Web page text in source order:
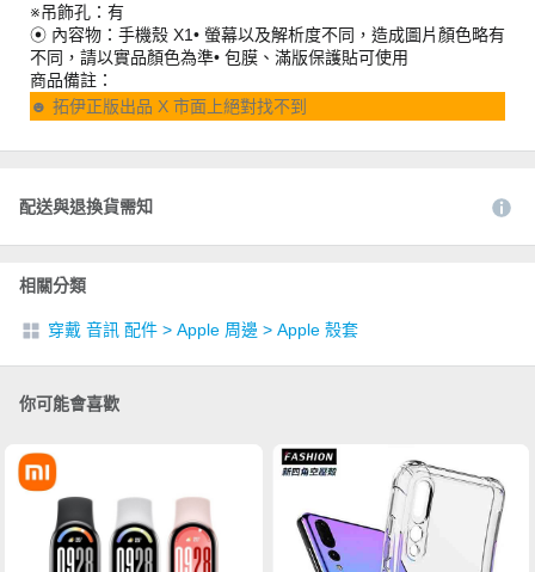
※吊飾孔：有
⦿ 內容物：手機殼 X1• 螢幕以及解析度不同，造成圖片顏色略有
不同，請以實品顏色為準• 包膜、滿版保護貼可使用
商品備註：
☻ 拓伊正版出品 X 市面上絕對找不到
配送與退換貨需知
相關分類
穿戴 音訊 配件 > Apple 周邊 > Apple 殼套
你可能會喜歡